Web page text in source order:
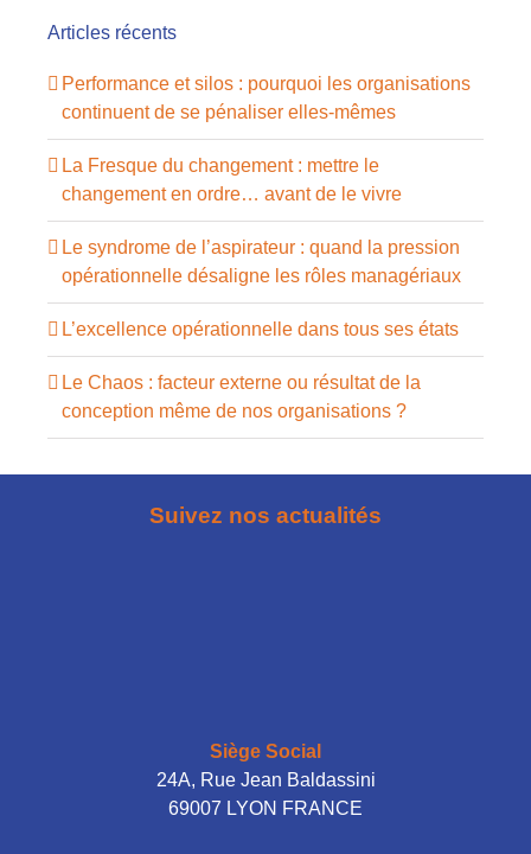
Articles récents
Performance et silos : pourquoi les organisations
continuent de se pénaliser elles-mêmes
La Fresque du changement : mettre le
changement en ordre… avant de le vivre
Le syndrome de l’aspirateur : quand la pression
opérationnelle désaligne les rôles managériaux
L’excellence opérationnelle dans tous ses états
Le Chaos : facteur externe ou résultat de la
conception même de nos organisations ?
Suivez nos actualités
Siège Social
24A, Rue Jean Baldassini
69007 LYON FRANCE